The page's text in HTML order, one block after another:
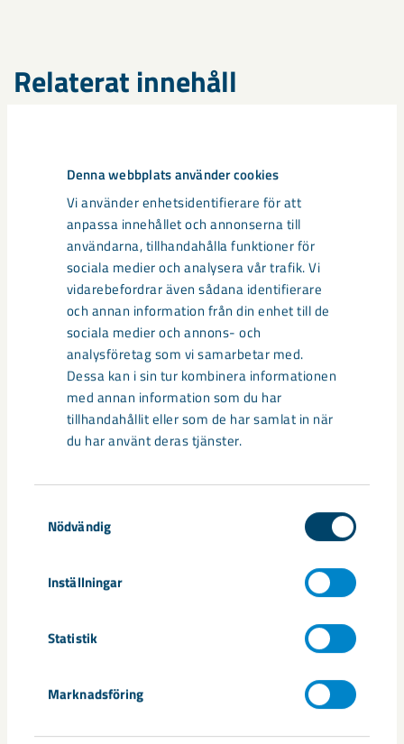
Denna webbplats använder cookies
Vi använder enhetsidentifierare för att
anpassa innehållet och annonserna till
användarna, tillhandahålla funktioner för
sociala medier och analysera vår trafik. Vi
vidarebefordrar även sådana identifierare
och annan information från din enhet till de
sociala medier och annons- och
analysföretag som vi samarbetar med.
Dessa kan i sin tur kombinera informationen
med annan information som du har
tillhandahållit eller som de har samlat in när
du har använt deras tjänster.
Nödvändig
Inställningar
Statistik
Marknadsföring
Relaterat innehåll
Så kan humanoida robotar öka
säkerheten i framtidens gruva
robotar med armar och ben, går snabbt. I takt med att
Nytt sovringsverk växer fram
Nu syns det hur LKAB:s nya sovringsverk successivt tar form.
Anläggningen kommer att ersätta det befintliga verket från
1950-talet och ...